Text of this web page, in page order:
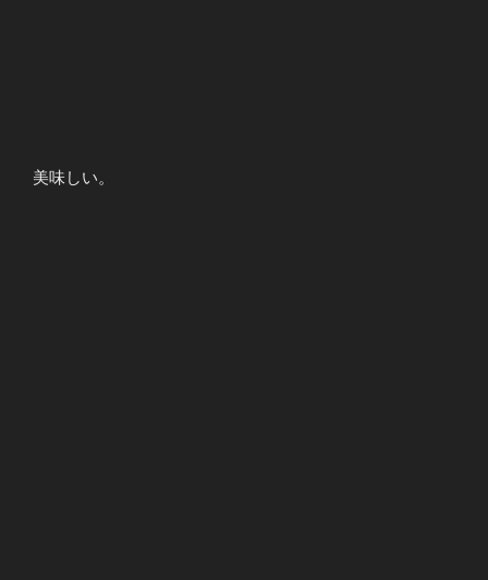
美味しい。